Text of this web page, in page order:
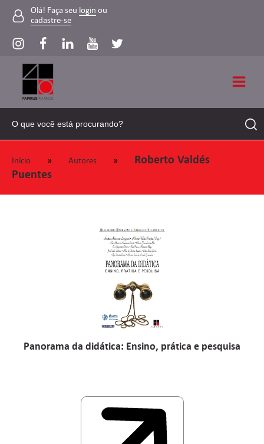
Olá! Faça seu login ou
cadastre-se
Início » Autores »
Roberto Valdés
Puentes
Panorama da didática: Ensino, prática e pesquisa